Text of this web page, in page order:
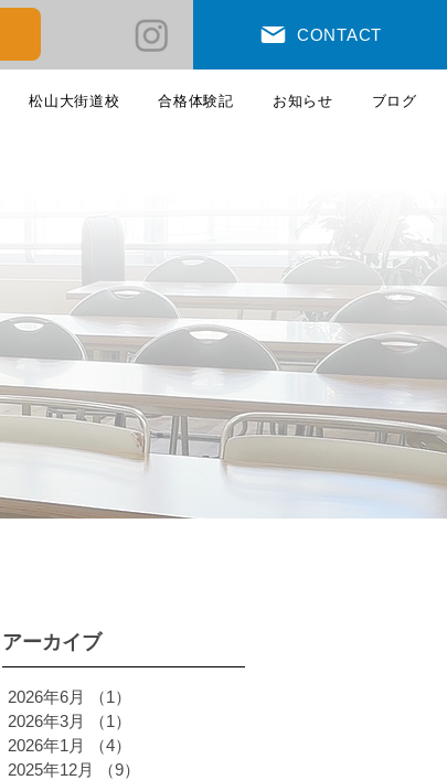
CONTACT
松山大街道校 合格体験記 お知らせ ブログ
アーカイブ
2026年6月 （1）
2026年3月
（1）
2026年1月
（4）
2025年12月
（9）